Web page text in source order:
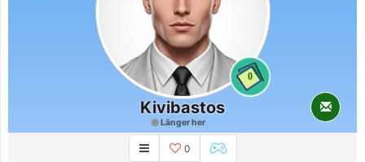
0
Kivibastos
Länger her
0